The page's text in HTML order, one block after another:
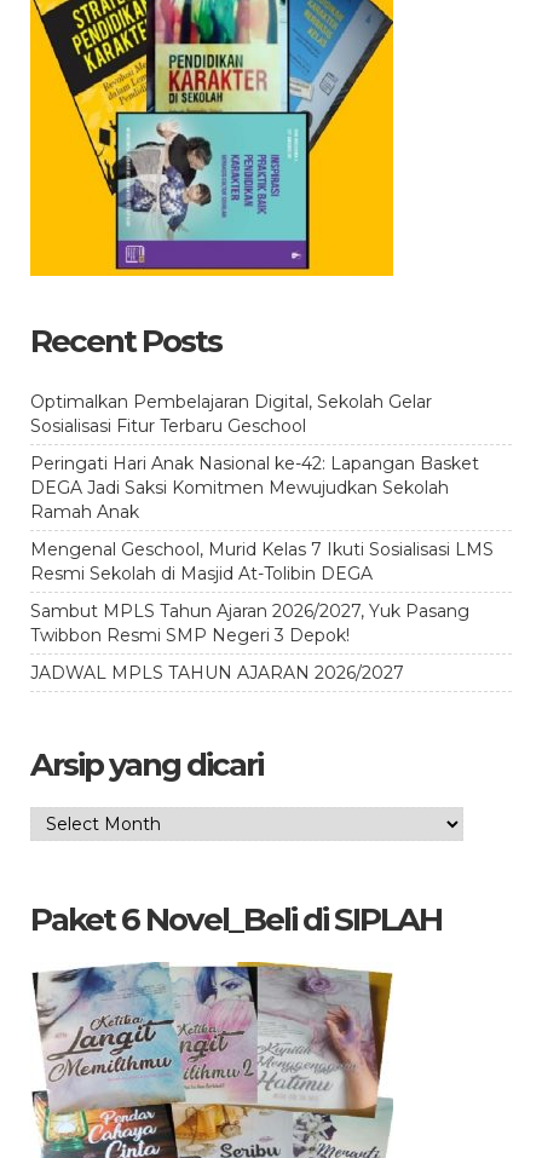
Recent Posts
Optimalkan Pembelajaran Digital, Sekolah Gelar
Sosialisasi Fitur Terbaru Geschool
Peringati Hari Anak Nasional ke-42: Lapangan Basket
DEGA Jadi Saksi Komitmen Mewujudkan Sekolah
Ramah Anak
Mengenal Geschool, Murid Kelas 7 Ikuti Sosialisasi LMS
Resmi Sekolah di Masjid At-Tolibin DEGA
Sambut MPLS Tahun Ajaran 2026/2027, Yuk Pasang
Twibbon Resmi SMP Negeri 3 Depok!
JADWAL MPLS TAHUN AJARAN 2026/2027
Arsip yang dicari
Arsip
Paket 6 Novel_Beli di SIPLAH